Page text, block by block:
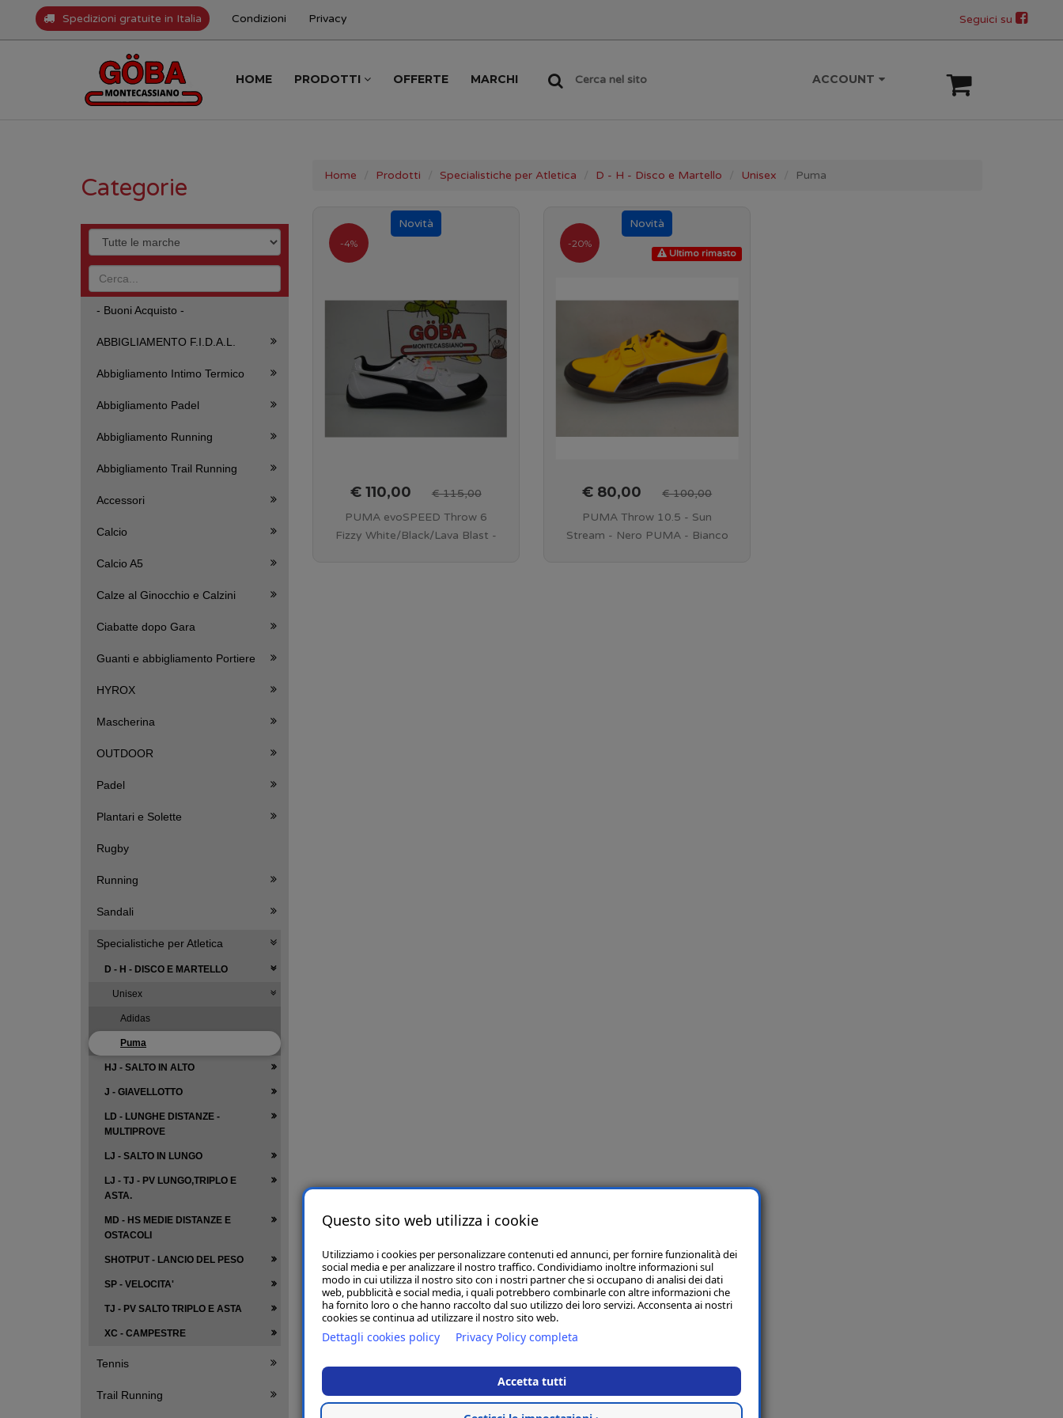
Spedizioni gratuite in Italia Condizioni Privacy Seguici su
HOME PRODOTTI OFFERTE MARCHI Cerca nel sito ACCOUNT
Home Prodotti Specialistiche per Atletica D - H - Disco e Martello Unisex Puma
-4%
€ 110,00
€ 115,00
PUMA evoSPEED Throw 6
Fizzy White/Black/Lava Blast -
Ultimo rimasto
-20%
€ 80,00
€ 100,00
PUMA Throw 10.5 - Sun
Stream - Nero PUMA - Bianco
Categorie
- Buoni Acquisto -
ABBIGLIAMENTO F.I.D.A.L.
Abbigliamento Intimo Termico
Abbigliamento Padel
Abbigliamento Running
Abbigliamento Trail Running
Accessori
Calcio
Calcio A5
Calze al Ginocchio e Calzini
Ciabatte dopo Gara
Guanti e abbigliamento Portiere
HYROX
Mascherina
OUTDOOR
Padel
Plantari e Solette
Rugby
Running
Sandali
Specialistiche per Atletica
D - H - DISCO E MARTELLO
Unisex
Adidas
Puma
HJ - SALTO IN ALTO
J - GIAVELLOTTO
LD - LUNGHE DISTANZE -
MULTIPROVE
LJ - SALTO IN LUNGO
LJ - TJ - PV LUNGO,TRIPLO E
ASTA.
MD - HS MEDIE DISTANZE E
OSTACOLI
SHOTPUT - LANCIO DEL PESO
SP - VELOCITA'
TJ - PV SALTO TRIPLO E ASTA
XC - CAMPESTRE
Tennis
Trail Running
Questo sito web utilizza i cookie
Utilizziamo i cookies per personalizzare contenuti ed annunci, per fornire funzionalità dei
social media e per analizzare il nostro traffico. Condividiamo inoltre informazioni sul
modo in cui utilizza il nostro sito con i nostri partner che si occupano di analisi dei dati
web, pubblicità e social media, i quali potrebbero combinarle con altre informazioni che
ha fornito loro o che hanno raccolto dal suo utilizzo dei loro servizi. Acconsenta ai nostri
cookies se continua ad utilizzare il nostro sito web.
Dettagli cookies policy Privacy Policy completa
Accetta tutti